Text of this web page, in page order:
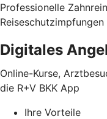
Professionelle
Digitales
Online-Kurse,
die R+V BKK App
Ihre Vorteile